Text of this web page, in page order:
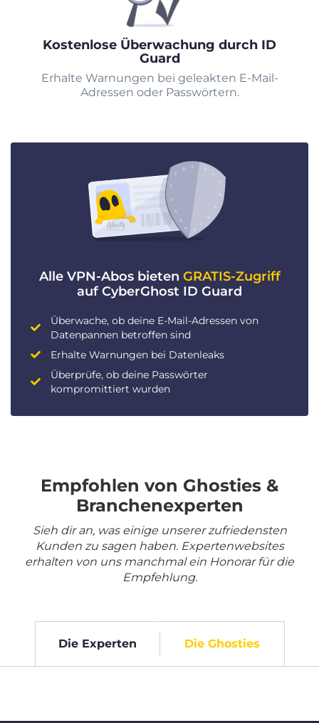
Kostenlose Überwachung durch ID
Guard
Erhalte Warnungen bei geleakten E-Mail-
Adressen oder Passwörtern.
Alle VPN-Abos bieten GRATIS-Zugriff
auf CyberGhost ID Guard
Überwache, ob deine E-Mail-Adressen von
Datenpannen betroffen sind
Erhalte Warnungen bei Datenleaks
Überprüfe, ob deine Passwörter
kompromittiert wurden
Empfohlen von Ghosties &
Branchenexperten
Sieh dir an, was einige unserer zufriedensten
Kunden zu sagen haben. Expertenwebsites
erhalten von uns manchmal ein Honorar für die
Empfehlung.
Die Experten Die Ghosties